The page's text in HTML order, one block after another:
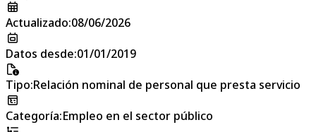
Actualizado:08/06/2026
Datos desde:01/01/2019
Tipo:Relación nominal de personal que presta servicio
Categoría:Empleo en el sector público